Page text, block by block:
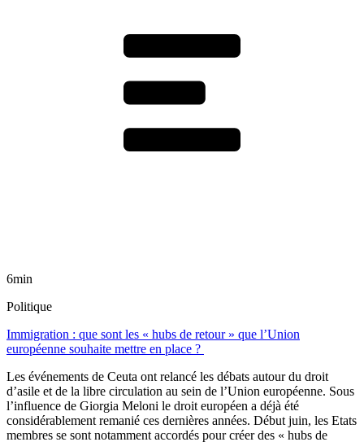
6min
Politique
Immigration : que sont les « hubs de retour » que l’Union
européenne souhaite mettre en place ?
Les événements de Ceuta ont relancé les débats autour du droit
d’asile et de la libre circulation au sein de l’Union européenne. Sous
l’influence de Giorgia Meloni le droit européen a déjà été
considérablement remanié ces dernières années. Début juin, les Etats
membres se sont notamment accordés pour créer des « hubs de